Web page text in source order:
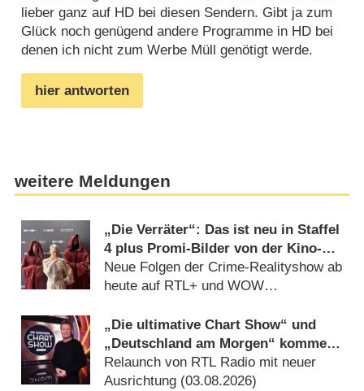
lieber ganz auf HD bei diesen Sendern. Gibt ja zum
Glück noch genügend andere Programme in HD bei
denen ich nicht zum Werbe Müll genötigt werde.
hier antworten
weitere Meldungen
„Die Verräter“: Das ist neu in Staffel
4 plus Promi-Bilder von der Kino-
Premiere
Neue Folgen der Crime-Realityshow ab
heute auf RTL+ und WOW
„Die ultimative Chart Show“ und
„Deutschland am Morgen“ kommen
ins Radio
Relaunch von RTL Radio mit neuer
Ausrichtung (03.08.2026)